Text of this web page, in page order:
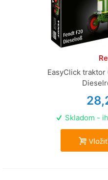
EasyClick
Skladom -